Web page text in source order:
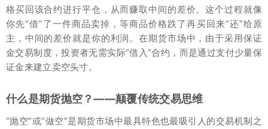
格买回该合约进行平仓，从而赚取中间的差价。这个过程就像
你先“借”了一件商品卖掉，等商品价格跌了再买回来“还”给原
主，中间的差价就是你的利润。在期货市场中，由于采用保证
金交易制度，投资者无需实际“借入”合约，而是通过支付少量保
证金来建立卖空头寸。
什么是期货抛空？——颠覆传统交易思维
“抛空”或“做空”是期货市场中最具特色也最吸引人的交易机制之